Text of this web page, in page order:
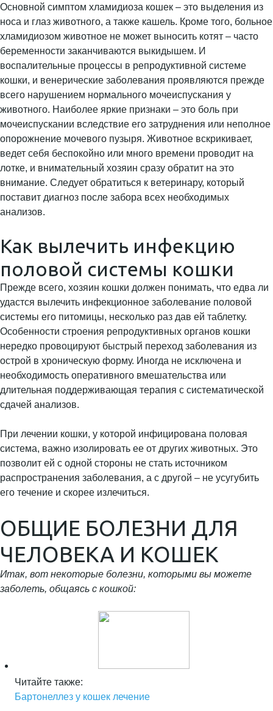
Основной симптом хламидиоза кошек – это выделения из
носа и глаз животного, а также кашель. Кроме того, больное
хламидиозом животное не может выносить котят – часто
беременности заканчиваются выкидышем. И
воспалительные процессы в репродуктивной системе
кошки, и венерические заболевания проявляются прежде
всего нарушением нормального мочеиспускания у
животного. Наиболее яркие признаки – это боль при
мочеиспускании вследствие его затруднения или неполное
опорожнение мочевого пузыря. Животное вскрикивает,
ведет себя беспокойно или много времени проводит на
лотке, и внимательный хозяин сразу обратит на это
внимание. Следует обратиться к ветеринару, который
поставит диагноз после забора всех необходимых
анализов.
Как вылечить инфекцию
половой системы кошки
Прежде всего, хозяин кошки должен понимать, что едва ли
удастся вылечить инфекционное заболевание половой
системы его питомицы, несколько раз дав ей таблетку.
Особенности строения репродуктивных органов кошки
нередко провоцируют быстрый переход заболевания из
острой в хроническую форму. Иногда не исключена и
необходимость оперативного вмешательства или
длительная поддерживающая терапия с систематической
сдачей анализов.
При лечении кошки, у которой инфицирована половая
система, важно изолировать ее от других животных. Это
позволит ей с одной стороны не стать источником
распространения заболевания, а с другой – не усугубить
его течение и скорее излечиться.
ОБЩИЕ БОЛЕЗНИ ДЛЯ
ЧЕЛОВЕКА И КОШЕК
Итак, вот некоторые болезни, которыми вы можете
заболеть, общаясь с кошкой:
Читайте также:
Бартонеллез у кошек лечение